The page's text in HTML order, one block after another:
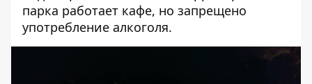
парка работает кафе, но запрещено
употребление алкоголя.